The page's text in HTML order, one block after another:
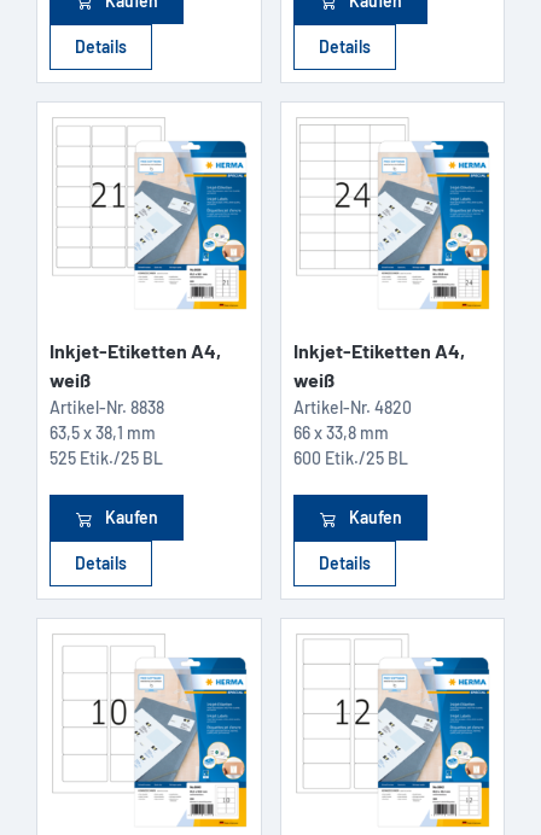
Details Details
Inkjet-Etiketten A4,
weiß
Artikel-Nr. 8838
63,5 x 38,1 mm
525 Etik./25 BL
Kaufen
Details
Inkjet-Etiketten A4,
weiß
Artikel-Nr. 4820
66 x 33,8 mm
600 Etik./25 BL
Kaufen
Details